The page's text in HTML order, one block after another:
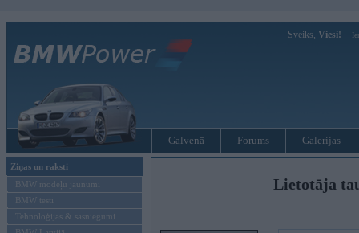
Sveiks, Viesi!
Galvenā Forums Galerijas
Ziņas un raksti
BMW modeļu jaunumi
BMW testi
Tehnoloģijas & sasniegumi
Lietotāja